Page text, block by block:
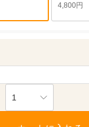
4,800円
1